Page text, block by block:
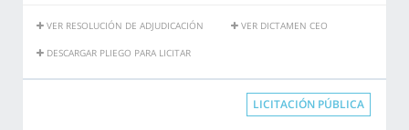
VER RESOLUCIÓN DE ADJUDICACIÓN VER DICTAMEN CEO
DESCARGAR PLIEGO PARA LICITAR
LICITACIÓN PÚBLICA